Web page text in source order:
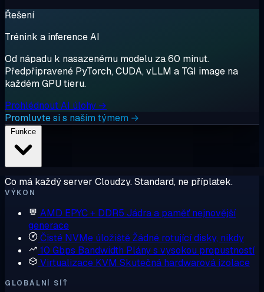
Řešení
Trénink a inference AI
Od nápadu k nasazenému modelu za 60 minut.
Předpřipravené PyTorch, CUDA, vLLM a TGI image na
každém GPU tieru.
Prohlédnout AI úlohy →
Promluvte si s naším týmem →
Co má každý server Cloudzy. Standard, ne příplatek.
VÝKON
AMD EPYC + DDR5 Jádra a paměť nejnovější
generace
Čisté NVMe úložištěŽádné rotující disky, nikdy
10 Gbps Bandwidth Plány s vysokou propustností
Virtualizace KVM Skutečná hardwarová izolace
GLOBÁLNÍ SÍŤ